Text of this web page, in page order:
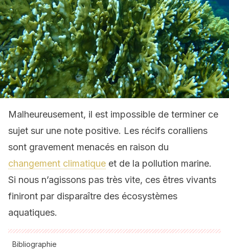
Malheureusement, il est impossible de terminer ce
sujet sur une note positive. Les récifs coralliens
sont gravement menacés en raison du
changement climatique et de la pollution marine.
Si nous n’agissons pas très vite, ces êtres vivants
finiront par disparaître des écosystèmes
aquatiques.
Bibliographie